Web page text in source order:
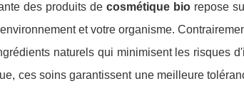
des produits decosmétique bio repose
et votre organisme.
naturels qui minimisent les risques
ces soins garantissent une meilleure